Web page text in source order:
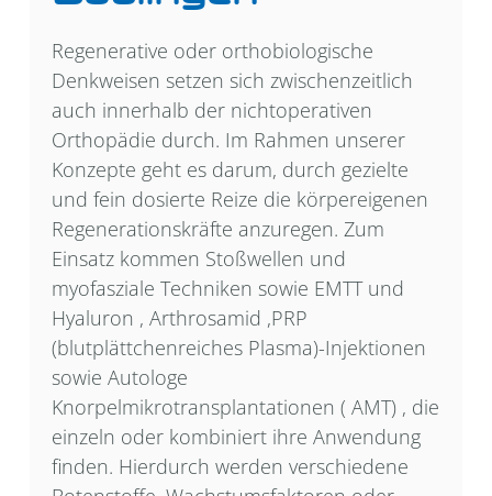
Regenerative oder orthobiologische
Denkweisen setzen sich zwischenzeitlich
auch innerhalb der nichtoperativen
Orthopädie durch. Im Rahmen unserer
Konzepte geht es darum, durch gezielte
und fein dosierte Reize die körpereigenen
Regenerationskräfte anzuregen. Zum
Einsatz kommen Stoßwellen und
myofasziale Techniken sowie EMTT und
Hyaluron , Arthrosamid ,PRP
(blutplättchenreiches Plasma)-Injektionen
sowie Autologe
Knorpelmikrotransplantationen ( AMT) , die
einzeln oder kombiniert ihre Anwendung
finden. Hierdurch werden verschiedene